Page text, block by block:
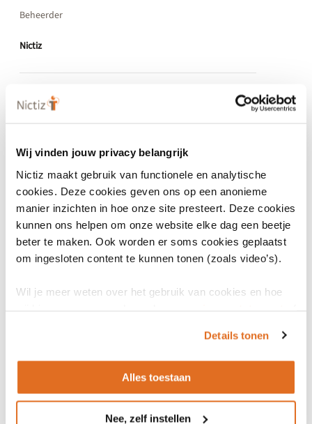
Wij vinden jouw privacy belangrijk
Nictiz maakt gebruik van functionele en analytische
cookies. Deze cookies geven ons op een anonieme
manier inzichten in hoe onze site presteert. Deze cookies
kunnen ons helpen om onze website elke dag een beetje
beter te maken. Ook worden er soms cookies geplaatst
om ingesloten content te kunnen tonen (zoals video’s).
Wil je meer weten over het gebruik van cookies en hoe
Details tonen
Alles toestaan
Nee, zelf instellen
Beheerder
Nictiz
Indeling
Generieke specificatie
Soort generieke specificatie
Taal
Gerelateerd aan Wegiz